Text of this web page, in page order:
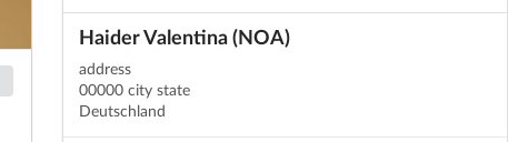
Haider Valentina (NOA)
address
00000 city state
Deutschland